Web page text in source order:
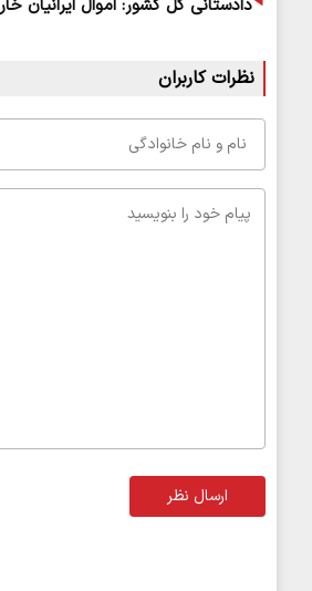
دادستانی کل کشور: اموال
نظرات کاربران
ارسال نظر